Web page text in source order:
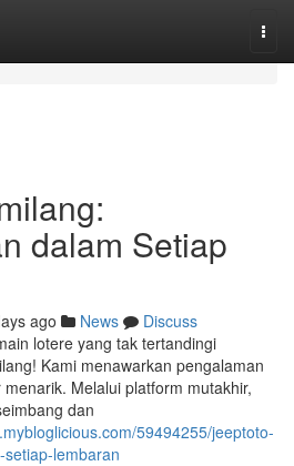
dalam Setiap
ago News
Discuss
lotere yang tak tertandingi
Kami menawarkan pengalaman
Melalui platform mutakhir,
dan
59494255/jeeptoto-
lembaran